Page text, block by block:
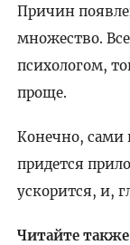
Причин
множество.
психологом,
проще.
Конечно, сами
придется
ускорится, и,
Читайте